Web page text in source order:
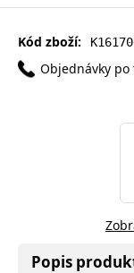
Kód zboží:
Objednávky
Popis